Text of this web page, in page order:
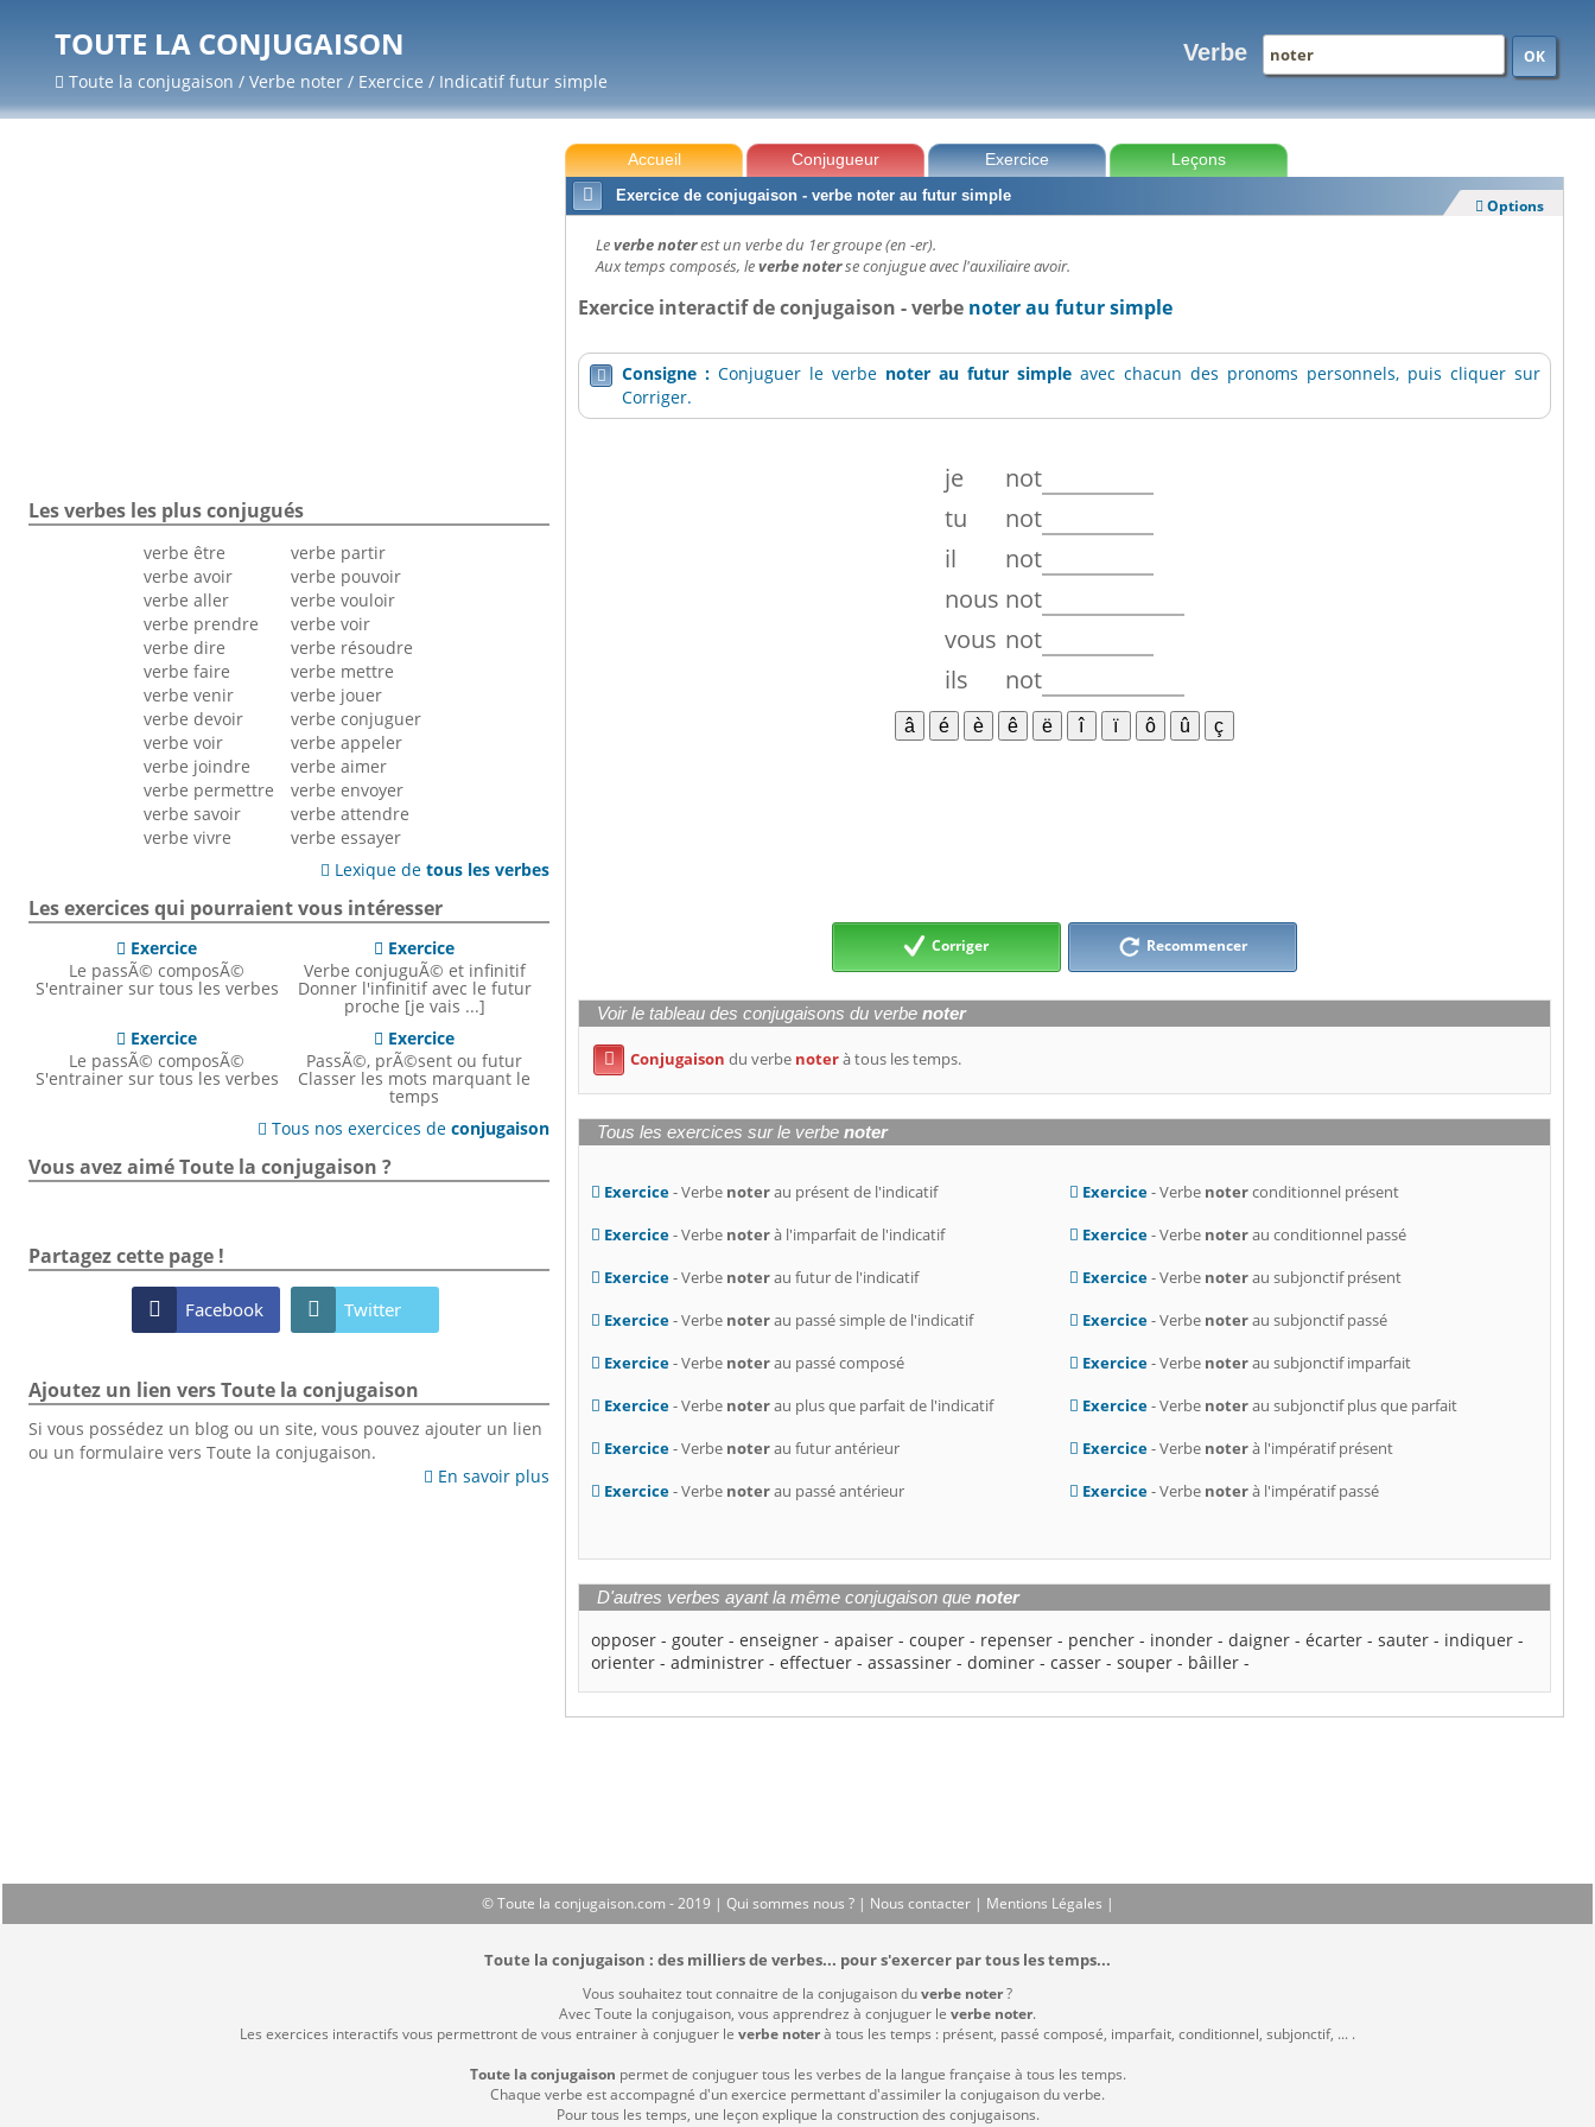
TOUTE LA CONJUGAISON
Toute la conjugaison / Verbe noter / Exercice / Indicatif futur simple
Verbe OK
Accueil Conjugueur Exercice
Leçons

Exercice de conjugaison - verbe noter au futur simple
 Options
Leverbe noterest un verbe du 1er groupe (en -er).
Aux temps composés, leverbe noterse conjugue avec l'auxiliaire avoir.
Exercice interactif de conjugaison - verbe noter au futur simple
 Consigne :Conjuguer le verbe noter au futur simple avec chacun des pronoms personnels, puis cliquer sur
Corriger.
je
not
tu
not
il
not
nous not
vous not
ils
not
Corriger Recommencer
Voir le tableau des conjugaisons du verbenoter
 Conjugaison du verbe noterà tous les temps.
Tous les exercices sur le verbenoter
Exercice- Verbe noterau présent de l'indicatif
Exercice- Verbe noterà l'imparfait de l'indicatif
Exercice- Verbe noterau futur de l'indicatif
Exercice- Verbe noterau passé simple de l'indicatif
Exercice- Verbe noterau passé composé
Exercice- Verbe noterau plus que parfait de l'indicatif
Exercice- Verbe noterau futur antérieur
Exercice- Verbe noterau passé antérieur
Exercice- Verbe noterconditionnel présent
Exercice- Verbe noterau conditionnel passé
Exercice- Verbe noterau subjonctif présent
Exercice- Verbe noterau subjonctif passé
Exercice- Verbe noterau subjonctif imparfait
Exercice- Verbe noterau subjonctif plus que parfait
Exercice- Verbe noterà l'impératif présent
Exercice- Verbe noterà l'impératif passé
D'autres verbes ayant la même conjugaison quenoter
opposer -gouter -enseigner -apaiser -couper - repenser - pencher - inonder -daigner -écarter -sauter - indiquer -
orienter -administrer -effectuer -assassiner -dominer -casser -souper - bâiller -
Les verbes les plus conjugués
verbe être
verbe avoir
verbe aller
verbe prendre
verbe dire
verbe faire
verbe venir
verbe devoir
verbe voir
verbe joindre
verbe permettre
verbe savoir
verbe vivre
verbe partir
verbe pouvoir
verbe vouloir
verbe voir
verbe résoudre
verbe mettre
verbe jouer
verbe conjuguer
verbe appeler
verbe aimer
verbe envoyer
verbe attendre
verbe essayer
 Lexique detous les verbes
Les exercices qui pourraient vous intéresser
 Exercice
Le passÃ© composÃ©
S'entrainer sur tous les verbes
 Exercice
Verbe conjuguÃ© et infinitif
Donner l'infinitif avec le futur
proche [je vais ...]
 Exercice
Le passÃ© composÃ©
S'entrainer sur tous les verbes
 Exercice
PassÃ©, prÃ©sent ou futur
Classer les mots marquant le
temps
 Tous nos exercices deconjugaison
Vous avez aimé Toute la conjugaison ?
Partagez cette page !
 Facebook  Twitter
Ajoutez un lien vers Toute la conjugaison
Si vous possédez un blog ou un site, vous pouvez ajouter un lien
ou un formulaire vers Toute la conjugaison.
 En savoir plus
© Toute la conjugaison.com - 2019 | Qui sommes nous ? | Nous contacter | Mentions Légales |
Toute la conjugaison : des milliers de verbes... pour s'exercer par tous les temps...
Vous souhaitez tout connaitre de la conjugaison duverbe noter?
Avec Toute la conjugaison, vous apprendrez à conjuguer le verbe noter.
Les exercices interactifs vous permettront de vous entrainer à conjuguer le verbe noterà tous les temps : présent, passé composé, imparfait, conditionnel, subjonctif, ... .
Toute la conjugaison permet de conjuguer tous les verbes de la langue française à tous les temps.
Chaque verbe est accompagné d'un exercice permettant d'assimiler la conjugaison du verbe.
Pour tous les temps, une leçon explique la construction des conjugaisons.